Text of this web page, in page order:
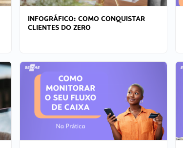
INFOGRÁFICO: COMO CONQUISTAR
CLIENTES DO ZERO